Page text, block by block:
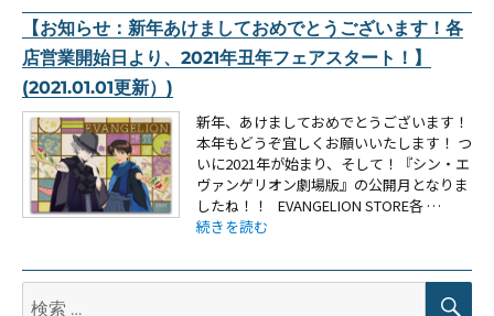
【お知らせ：新年あけましておめでとうございます！各
店営業開始日より、2021年丑年フェアスタート！】
(2021.01.01更新）)
新年、あけましておめでとうございます！
本年もどうぞ宜しくお願いいたします！ つ
いに2021年が始まり、そして！『シン・エ
ヴァンゲリオン劇場版』の公開月となりま
したね！！ EVANGELION STORE各 …
“【お知らせ：新年あけましておめでとうご
続きを読む
検